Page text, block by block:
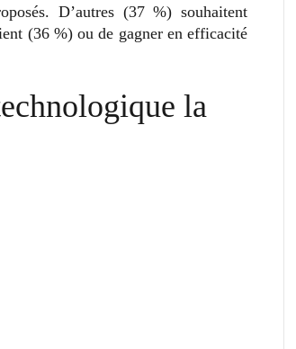
D’autres (37 %) souhaitent
(36 %) ou de gagner en efficacité
la